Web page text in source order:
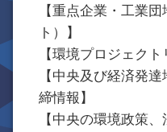
【重点企業・工業
ト）】
【環境プロジェク
【中央及び経済発
締情報】
【中央の環境政策